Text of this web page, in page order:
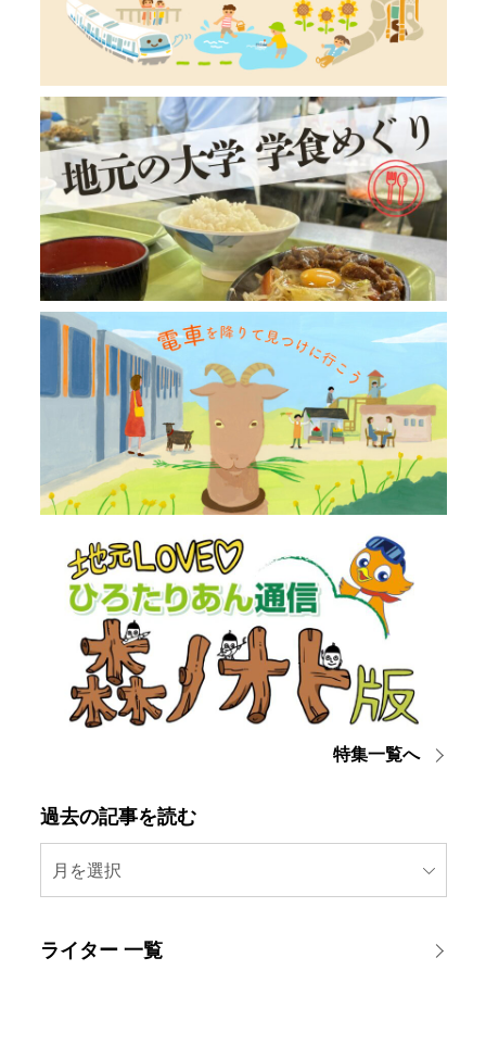
特集一覧へ
過去の記事を読む
月を選択
ライター 一覧